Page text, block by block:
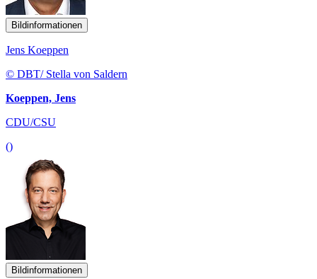
Bildinformationen
Jens Koeppen
© DBT/ Stella von Saldern
Koeppen, Jens
CDU/CSU
()
Bildinformationen